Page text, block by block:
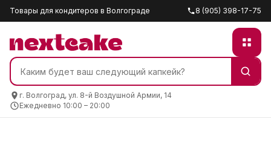
Товары для кондитеров в Волгограде 8 (905) 398-17-75
г. Волгоград, ул. 8-й Воздушной Армии, 14
Ежедневно 10:00 – 20:00